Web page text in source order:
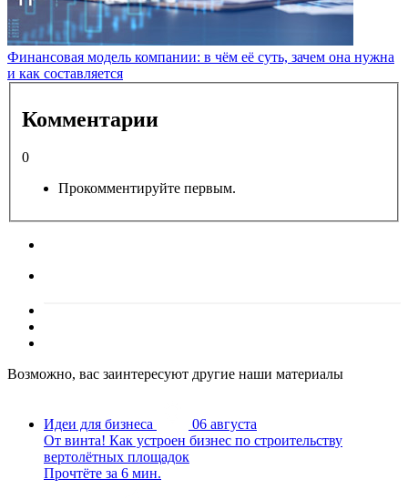
Финансовая модель компании: в чём её суть, зачем она нужна
и как составляется
Комментарии
0
Прокомментируйте первым.
Возможно, вас заинтересуют другие наши материалы
Идеи для бизнеса
06 августа
От винта! Как устроен бизнес по строительству
вертолётных площадок
Прочтёте за 6 мин.